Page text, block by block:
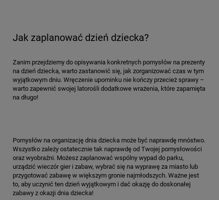
Jak zaplanować dzień dziecka?
Zanim przejdziemy do opisywania konkretnych pomysłów na prezenty
na dzień dziecka, warto zastanowić się, jak zorganizować czas w tym
wyjątkowym dniu. Wręczenie upominku nie kończy przecież sprawy –
warto zapewnić swojej latorośli dodatkowe wrażenia, które zapamięta
na długo!
Pomysłów na organizację dnia dziecka może być naprawdę mnóstwo.
Wszystko zależy ostatecznie tak naprawdę od Twojej pomysłowości
oraz wyobraźni. Możesz zaplanować wspólny wypad do parku,
urządzić wieczór gier i zabaw, wybrać się na wyprawę za miasto lub
przygotować zabawę w większym gronie najmłodszych. Ważne jest
to, aby uczynić ten dzień wyjątkowym i dać okazję do doskonałej
zabawy z okazji dnia dziecka!